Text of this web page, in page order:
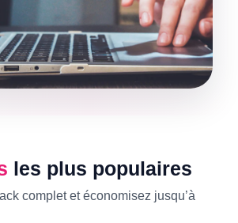
les plus populaires
complet et économisez jusqu’à